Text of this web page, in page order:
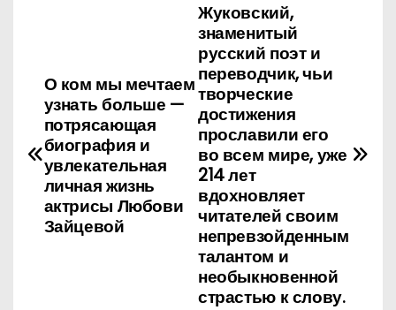
г
Жуковский,
знаменитый
русский поэт и
переводчик, чьи
творческие
достижения
прославили его
во всем мире, уже
214 лет
вдохновляет
читателей своим
непревзойденным
талантом и
необыкновенной
страстью к слову.
О ком мы мечтаем
узнать больше —
потрясающая
биография и
увлекательная
личная жизнь
актрисы Любови
Зайцевой